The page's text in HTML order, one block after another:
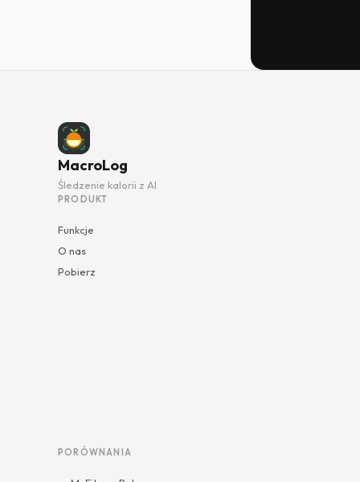
MacroLog
Śledzenie kalorii z AI
PRODUKT
Funkcje
O nas
Pobierz
PORÓWNANIA